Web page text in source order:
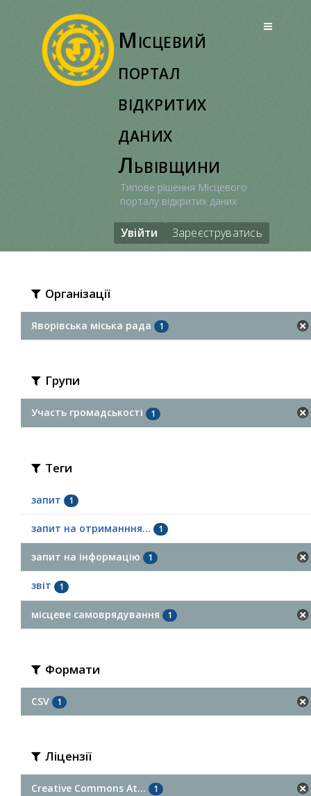
Місцевий
портал
відкритих
даних
Львівщини
Типове рішення Місцевого
порталу відкритих даних
Увійти Зареєструватись
Організації
Яворівська міська рада 1
Групи
Участь громадськості 1
Теги
запит 1
запит на отриманння... 1
запит на інформацію 1
звіт 1
місцеве самоврядування 1
Формати
CSV 1
Ліцензії
Creative Commons At... 1